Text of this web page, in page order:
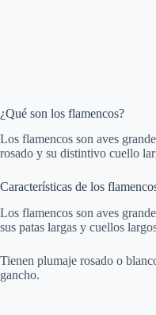
¿Qué son los flamencos?
Los flamencos son aves
rosado y su distintivo cuello
Características de los
Los flamencos son aves
sus patas largas y cuellos
Tienen plumaje rosado o
gancho.